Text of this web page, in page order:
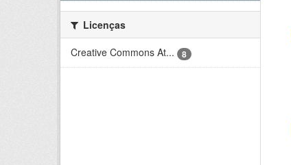
Licenças
Creative Commons At...
8